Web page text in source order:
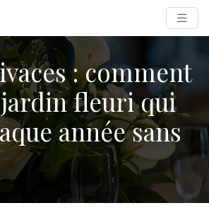
: comment
fleuri qui
année sans